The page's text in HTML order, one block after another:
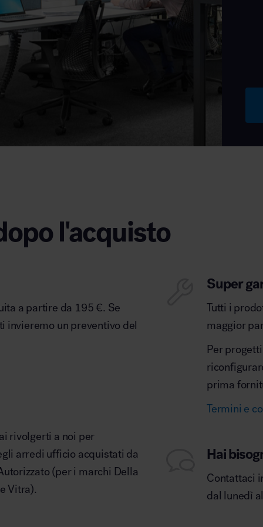
l'acquisto
a partire da 195 €. Se
invieremo un preventivo del
rivolgerti a noi per
arredi ufficio acquistati da
(per i marchi Della
Vitra).
Super
Tutti i
maggior
Per
prima
Termini e
Hai
Contattaci
dal lunedì